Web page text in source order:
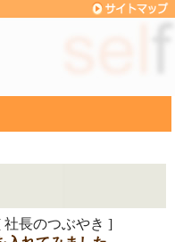
社長のつぶやき ]